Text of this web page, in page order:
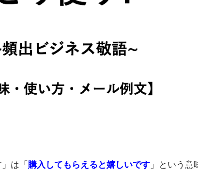
は「 購入してもらえると嬉しいです 」という意